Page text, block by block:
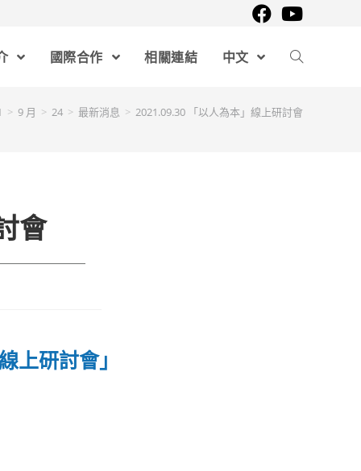
國際合作 相關連結 中文
> 9 月 > 24 > 最新消息 > 2021.09.30 「以人為本」線上研討會
會
上研討會」